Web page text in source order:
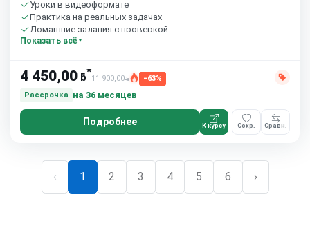
Уроки в видеоформате
Практика на реальных задачах
Домашние задания с проверкой
Сообщество студентов
Показать всё
4 450,00 ƃ*
11 900,00ƃ
−63%
Рассрочка
на 36 месяцев
Подробнее К курсу Сохр. Сравн.
‹ 1 2 3 4 5 6 ›